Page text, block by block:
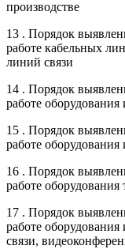
производстве
13 . Порядок
работе кабельных
линий связи
14 . Порядок
работе оборудования
15 . Порядок
работе оборудования
16 . Порядок
работе
17 . Порядок
работе
связи,